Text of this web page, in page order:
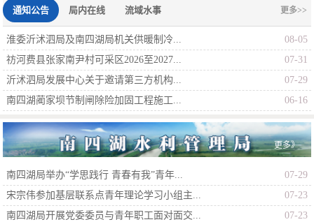
通知公告 局内在线 流域水事 更多>>
淮委沂沭泗局及南四湖局机关供暖制冷...
08-05
祊河费县张家南尹村可采区2026至2027...
07-31
沂沭泗局发展中心关于邀请第三方机构...
07-29
南四湖蔺家坝节制闸除险加固工程施工...
06-16
更多》
南四湖局举办“学思践行 青春有我”青年...
07-29
宋宗伟参加基层联系点青年理论学习小组主...
07-23
南四湖局开展党委委员与青年职工面对面交...
07-23